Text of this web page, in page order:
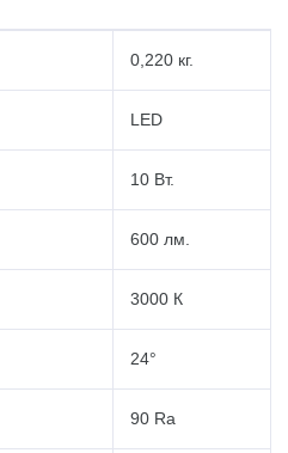
0,220 кг.
LED
10 Вт.
600 лм.
3000 К
24°
90 Ra